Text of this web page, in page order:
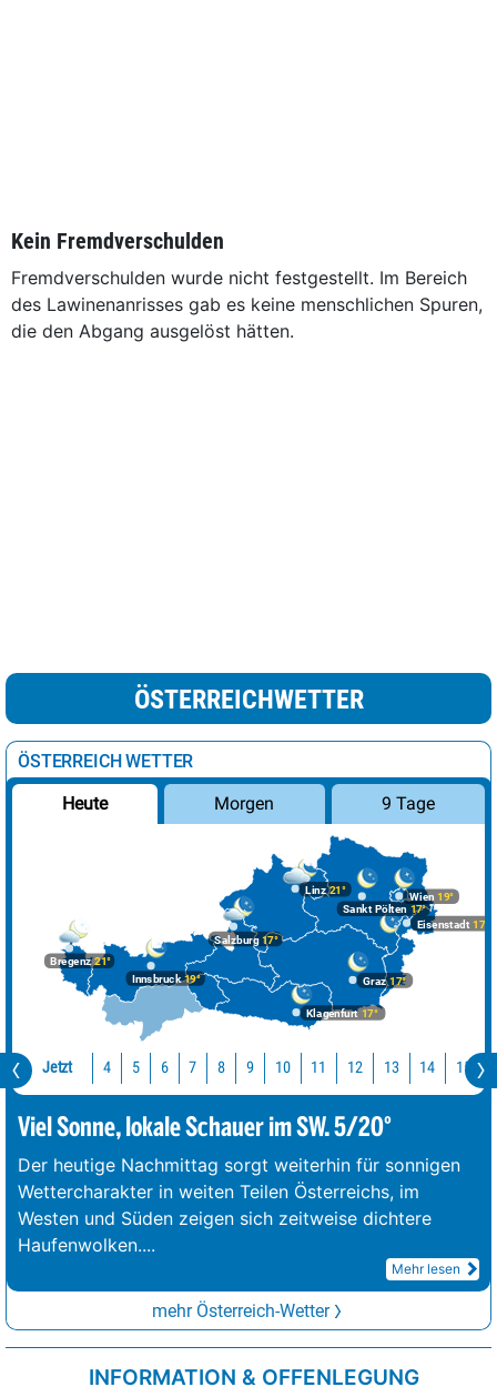
Kein Fremdverschulden
Fremdverschulden wurde nicht festgestellt. Im Bereich
des Lawinenanrisses gab es keine menschlichen Spuren,
die den Abgang ausgelöst hätten.
ÖSTERREICHWETTER
ÖSTERREICH WETTER
Heute Morgen 9 Tage
Bregenz21°
Graz17°
Innsbruck19°
Klagenfurt 17°
Linz21°
Salzburg17°
Wien 19°
Eisenstadt 17°
Sankt Pölten 17°
Jetzt 4 5 6 7 8 9 10 11 12 13 14 15
Viel Sonne, lokale Schauer im SW. 5/20°
Der heutige Nachmittag sorgt weiterhin für sonnigen
Wettercharakter in weiten Teilen Österreichs, im
Westen und Süden zeigen sich zeitweise dichtere
Haufenwolken....
Mehr lesen
mehr Österreich-Wetter
INFORMATION & OFFENLEGUNG